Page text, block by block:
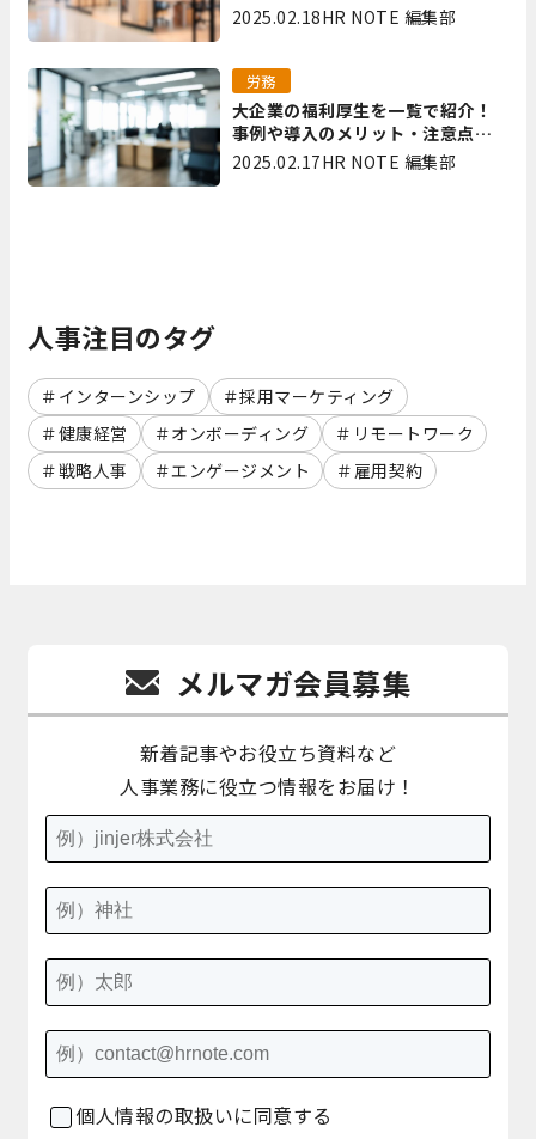
やメリット・デメリットを解説
2025.02.18HR NOTE 編集部
大企業の福利厚生を一覧で紹介！
事例や導入のメリット・注意点を
解説
労務
2025.02.17HR NOTE 編集部
人事注目のタグ
インターンシップ
採用マーケティング
健康経営
オンボーディング
リモートワーク
戦略人事
エンゲージメント 雇用契約
メルマガ会員募集
新着記事やお役立ち資料など
人事業務に役立つ情報をお届け！
個人情報の取扱いに同意する